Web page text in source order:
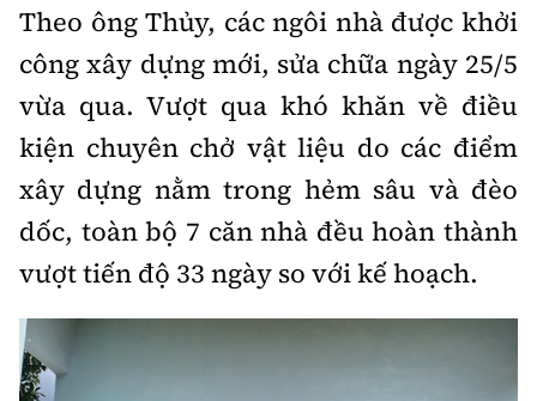
Giám định chất lượng
Quản lý đô thị
Hàng không
Đường sắt
Đăng kiểm
Đường sắt tốc độ cao
Đường thủy
Hàng hải
Đường sắt đô thị
Tài chính
Chứng khoán
Bảo hiểm
Doanh nghiệp
Thanh tra
An ninh hình sự
Điều tra
Pháp đình
Hỏi - Đáp
An toàn giao thông
Giao thông 24h
ATGT địa phương
Văn hóa giao thông
Lái xe an toàn
Chung tay vì ATGT
Chất lượng sống
Giáo dục
Y tế
Lao động - Công đoàn
Văn hóa - Giải Trí
Văn hóa
Showbiz
Điện ảnh
Thể thao
Bóng đá
Bình luận
Công nghệ
Theo ông Thủy, các ngôi nhà được khởi
công xây dựng mới, sửa chữa ngày 25/5
vừa qua. Vượt qua khó khăn về điều
kiện chuyên chở vật liệu do các điểm
xây dựng nằm trong hẻm sâu và đèo
dốc, toàn bộ 7 căn nhà đều hoàn thành
vượt tiến độ 33 ngày so với kế hoạch.